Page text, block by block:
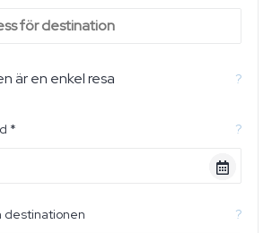
är en enkel resa ?
* ?
destinationen ?